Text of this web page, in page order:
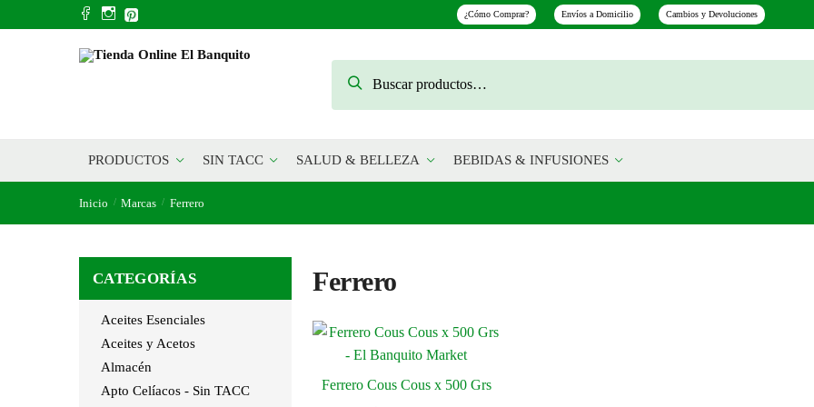
to
to
¿Cómo Comprar? Envíos a Domicilio Cambios y Devoluciones
por:
Buscar
PRODUCTOS SIN TACC SALUD & BELLEZA BEBIDAS & INFUSIONES
Inicio / Marcas / Ferrero
Ferrero
Ferrero Cous Cous x 500 Grs
CATEGORÍAS
Aceites Esenciales
Aceites y Acetos
Almacén
Apto Celíacos - Sin TACC